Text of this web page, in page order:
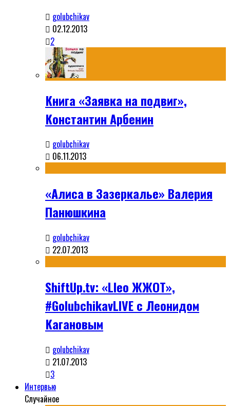
golubchikav
02.12.2013
2
Книга «Заявка на подвиг»,
Константин Арбенин
golubchikav
06.11.2013
«Алиса в Зазеркалье» Валерия
Панюшкина
golubchikav
22.07.2013
ShiftUp.tv: «Lleo ЖЖОТ»,
#GolubchikavLIVE с Леонидом
Кагановым
golubchikav
21.07.2013
3
Интервью
Случайное